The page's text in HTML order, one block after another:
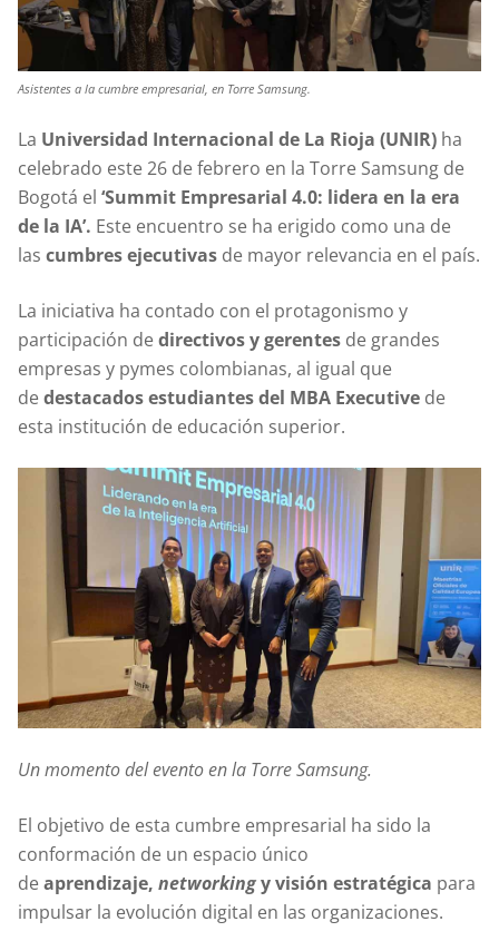
Asistentes a la cumbre empresarial, en Torre Samsung.
La Universidad Internacional de La Rioja (UNIR) ha
celebrado este 26 de febrero en la Torre Samsung de
Bogotá el ‘Summit Empresarial 4.0: lidera en la era
de la IA’. Este encuentro se ha erigido como una de
las cumbres ejecutivas de mayor relevancia en el país.
La iniciativa ha contado con el protagonismo y
participación dedirectivos y gerentes de grandes
empresas y pymes colombianas, al igual que
dedestacados estudiantes del MBA Executive de
esta institución de educación superior.
Un momento del evento en la Torre Samsung.
El objetivo de esta cumbre empresarial ha sido la
conformación de un espacio único
deaprendizaje, networkingy visión estratégica para
impulsar la evolución digital en las organizaciones.